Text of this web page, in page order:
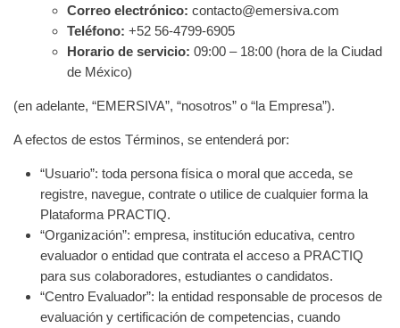
Correo electrónico: contacto@emersiva.com
Teléfono: +52 56-4799-6905
Horario de servicio: 09:00 – 18:00 (hora de la Ciudad
de México)
(en adelante, “EMERSIVA”, “nosotros” o “la Empresa”).
A efectos de estos Términos, se entenderá por:
“Usuario”: toda persona física o moral que acceda, se
registre, navegue, contrate o utilice de cualquier forma la
Plataforma PRACTIQ.
“Organización”: empresa, institución educativa, centro
evaluador o entidad que contrata el acceso a PRACTIQ
para sus colaboradores, estudiantes o candidatos.
“Centro Evaluador”: la entidad responsable de procesos de
evaluación y certificación de competencias, cuando